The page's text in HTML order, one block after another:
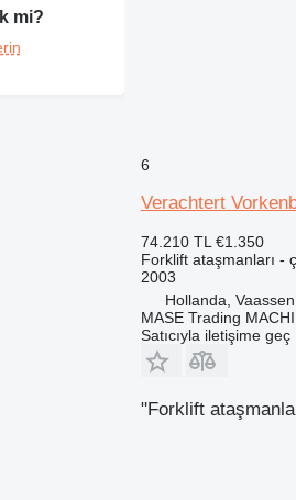
mi?
6
Verachtert
74.210 TL €1.350
Forklift ataşmanları -
2003
Hollanda, Vaassen
MASE Trading
Satıcıyla iletişime geç
"Forklift